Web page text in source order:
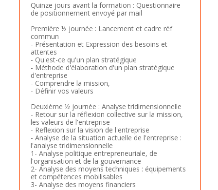
Quinze jours avant la formation : Questionnaire
de positionnement envoyé par mail
Première ½ journée : Lancement et cadre réf
commun
- Présentation et Expression des besoins et
attentes
- Qu'est-ce qu'un plan stratégique
- Méthode d'élaboration d'un plan stratégique
d'entreprise
- Comprendre la mission,
- Définir vos valeurs
Deuxième ½ journée : Analyse tridimensionnelle
- Retour sur la réflexion collective sur la mission,
les valeurs de l'entreprise
- Reflexion sur la vision de l'entreprise
- Analyse de la situation actuelle de l'entreprise :
l'analyse tridimensionnelle
1- Analyse politique entrepreneuriale, de
l'organisation et de la gouvernance
2- Analyse des moyens techniques : équipements
et compétences mobilisables
3- Analyse des moyens financiers